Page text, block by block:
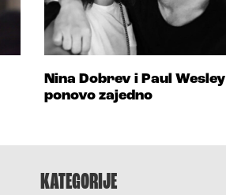
Nina Dobrev i Paul Wesley
ponovo zajedno
KATEGORIJE